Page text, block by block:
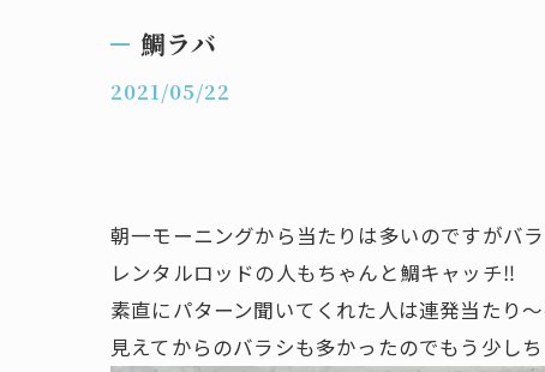
鯛ラバ
2021/05/22
朝一モーニングから当たりは多いのですがバ
レンタルロッドの人もちゃんと鯛キャッチ‼️
素直にパターン聞いてくれた人は連発当たり
見えてからのバラシも多かったのでもう少し